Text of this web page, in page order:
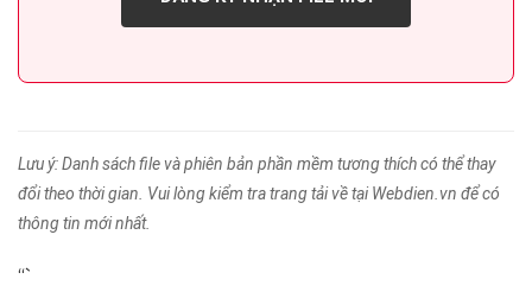
Lưu ý: Danh sách file và phiên bản phần mềm tương thích có thể thay
đổi theo thời gian. Vui lòng kiểm tra trang tải về tại Webdien.vn để có
thông tin mới nhất.
“`